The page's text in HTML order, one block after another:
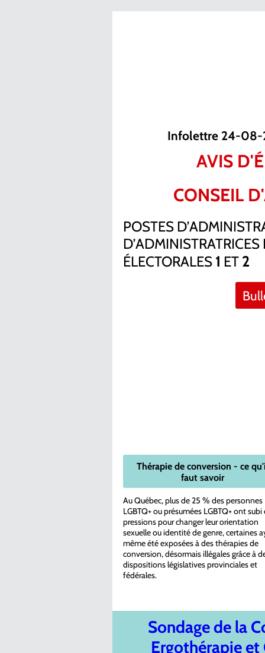
Infolettre 24-08-
AVIS
CONSEIL
POSTES
ÉLECTORALES 1 ET 2
Thérapie de conversion - ce
faut savoir
Au Québec, plus de 25 % des personnes
LGBTQ+ ou présumées LGBTQ+ ont subi
pressions pour changer leur orientation
sexuelle ou identité de genre, certaines
même été exposées à des thérapies de
conversion, désormais illégales grâce à
dispositions législatives provinciales et
fédérales.
Sondage de la
Ergothérapie et